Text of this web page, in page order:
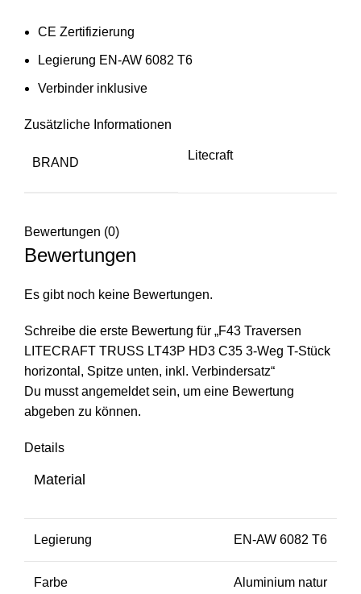
CE Zertifizierung
Legierung EN-AW 6082 T6
Verbinder inklusive
Zusätzliche Informationen
BRAND
Litecraft
Bewertungen (0)
Bewertungen
Es gibt noch keine Bewertungen.
Schreibe die erste Bewertung für „F43 Traversen
LITECRAFT TRUSS LT43P HD3 C35 3-Weg T-Stück
horizontal, Spitze unten, inkl. Verbindersatz“
Du musstangemeldetsein, um eine Bewertung
abgeben zu können.
Details
Material
Legierung EN-AW 6082 T6
Farbe Aluminium natur